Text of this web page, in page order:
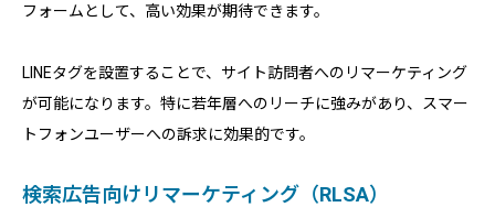
フォームとして、高い効果が期待できます。
LINEタグを設置することで、サイト訪問者へのリマーケティング
が可能になります。特に若年層へのリーチに強みがあり、スマー
トフォンユーザーへの訴求に効果的です。
検索広告向けリマーケティング（RLSA）